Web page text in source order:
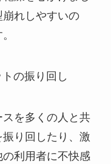
崩れしやすいの
の振り回し
を多くの人と共
り回したり、激
利用者に不快感